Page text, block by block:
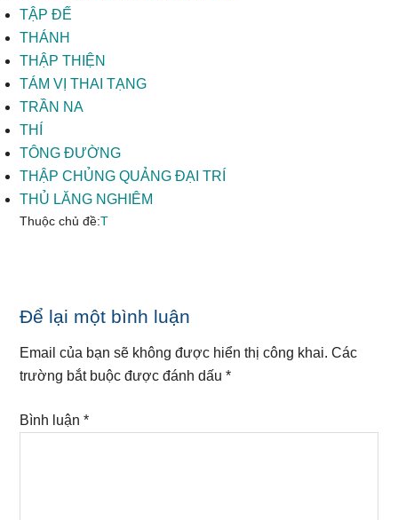
TẬP ĐẾ
THÁNH
THẬP THIỆN
TÁM VỊ THAI TẠNG
TRẦN NA
THÍ
TÔNG ĐƯỜNG
THẬP CHỦNG QUẢNG ĐẠI TRÍ
THỦ LĂNG NGHIÊM
Thuộc chủ đề:T
Reader
Interactions
Để lại một bình luận
Email của bạn sẽ không được hiển thị công khai. Các
trường bắt buộc được đánh dấu*
Bình luận*